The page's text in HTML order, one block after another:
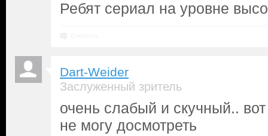
Ребят сериал на уровне
Dart-Weider
Заслуженный зритель
очень слабый и скучный..
не могу досмотреть